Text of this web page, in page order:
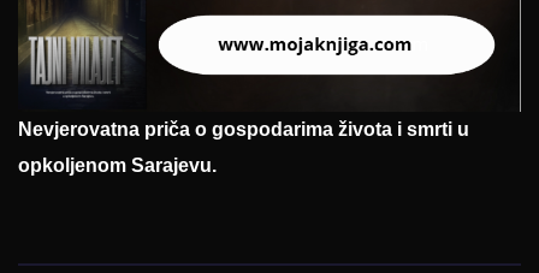
Nevjerovatna priča o gospodarima života i smrti u
opkoljenom Sarajevu.